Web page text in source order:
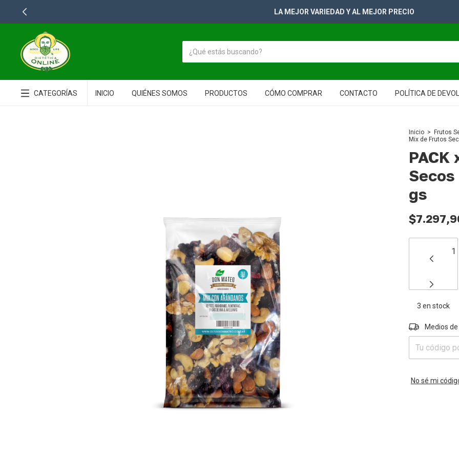
LA MEJOR VARIEDAD Y AL MEJOR PRECIO
CATEGORÍAS INICIO QUIÉNES SOMOS PRODUCTOS CÓMO COMPRAR CONTACTO POLÍTICA DE
Inicio > Frutos
Mix de Frutos
PACK
gs
3 en stock
Entregas para
Medios
No sé mi